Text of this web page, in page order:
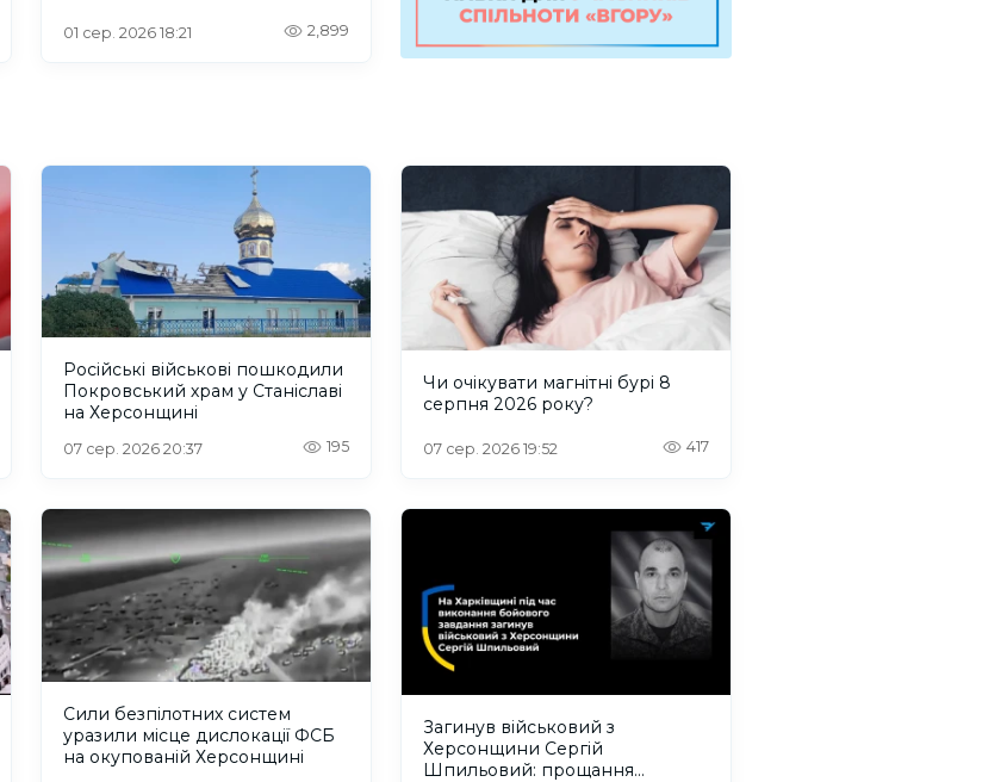
01 сер. 2026 18:21 2,899
Російські військові пошкодили
Покровський храм у Станіславі
на Херсонщині
07 сер. 2026 20:37 195
Чи очікувати магнітні бурі 8
серпня 2026 року?
07 сер. 2026 19:52 417
Сили безпілотних систем
уразили місце дислокації ФСБ
на окупованій Херсонщині
Загинув військовий з
Херсонщини Сергій
Шпильовий: прощання